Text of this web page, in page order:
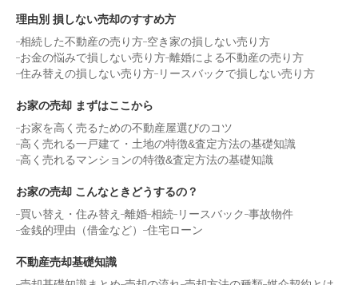
理由別 損しない売却のすすめ方
相続した不動産の売り方 空き家の損しない売り方
お金の悩みで損しない売り方 離婚による不動産の売り方
住み替えの損しない売り方 リースバックで損しない売り方
お家の売却 まずはここから
お家を高く売るための不動産屋選びのコツ
高く売れる一戸建て・土地の特徴&査定方法の基礎知識
高く売れるマンションの特徴&査定方法の基礎知識
お家の売却 こんなときどうするの？
買い替え・住み替え
離婚 相続 リースバック 事故物件
金銭的理由（借金など）
住宅ローン
不動産売却基礎知識